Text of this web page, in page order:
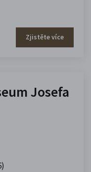
Zjistěte více
Josefa